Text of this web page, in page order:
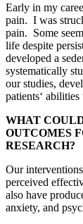
Early in my
pain. I was
pain. Some
life despite
developed a
systematically
our studies,
patients‘
WHAT
OUTCOMES
RESEARCH?
Our
perceived
also have
anxiety, and